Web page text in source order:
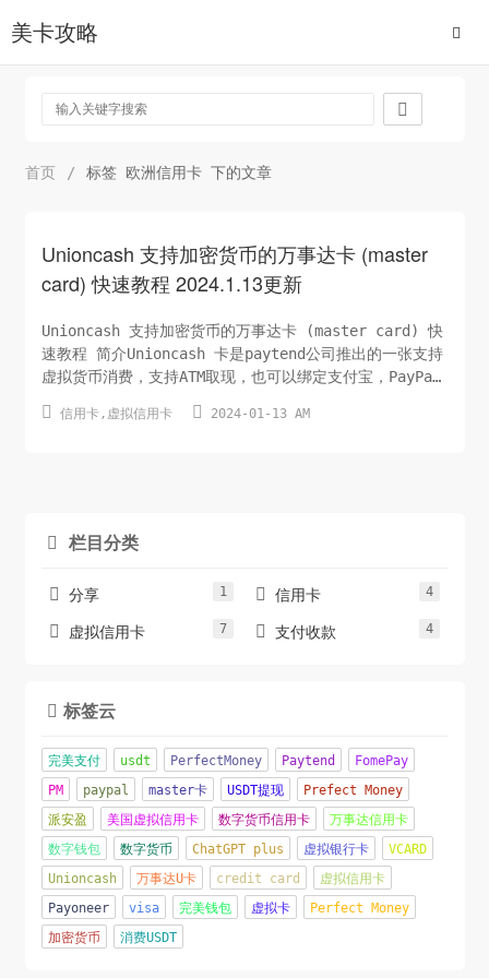
美卡攻略

首页 / 标签 欧洲信用卡 下的文章
Unioncash 支持加密货币的万事达卡 (master
card) 快速教程 2024.1.13更新
Unioncash 支持加密货币的万事达卡 (master card) 快
速教程 简介Unioncash 卡是paytend公司推出的一张支持
虚拟货币消费，支持ATM取现，也可以绑定支付宝，PayPal
创办的一家银行！其可申请虚拟信用卡和实体卡！
 信用卡, 虚拟信用卡  2024-01-13 AM
 栏目分类
 分享 1  信用卡 4
 虚拟信用卡 7  支付收款 4
 标签云
完美支付 usdt PerfectMoney Paytend
FomePay
PM
paypal master卡 USDT提现
Prefect Money
派安盈
美国虚拟信用卡 数字货币信用卡
万事达信用卡
数字钱包
数字货币 ChatGPT plus 虚拟银行卡
VCARD
Unioncash
万事达U卡 credit card
虚拟信用卡
Payoneer
visa 完美钱包 虚拟卡
Perfect Money
加密货币
消费USDT